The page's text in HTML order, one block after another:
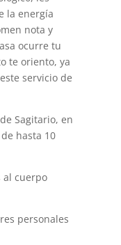
la energía
nota y
ocurre tu
te oriento, ya
servicio de
Sagitario, en
hasta 10
al cuerpo
personales